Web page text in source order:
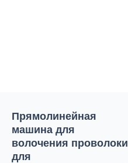
Прямолинейная
машина для
волочения проволоки
для